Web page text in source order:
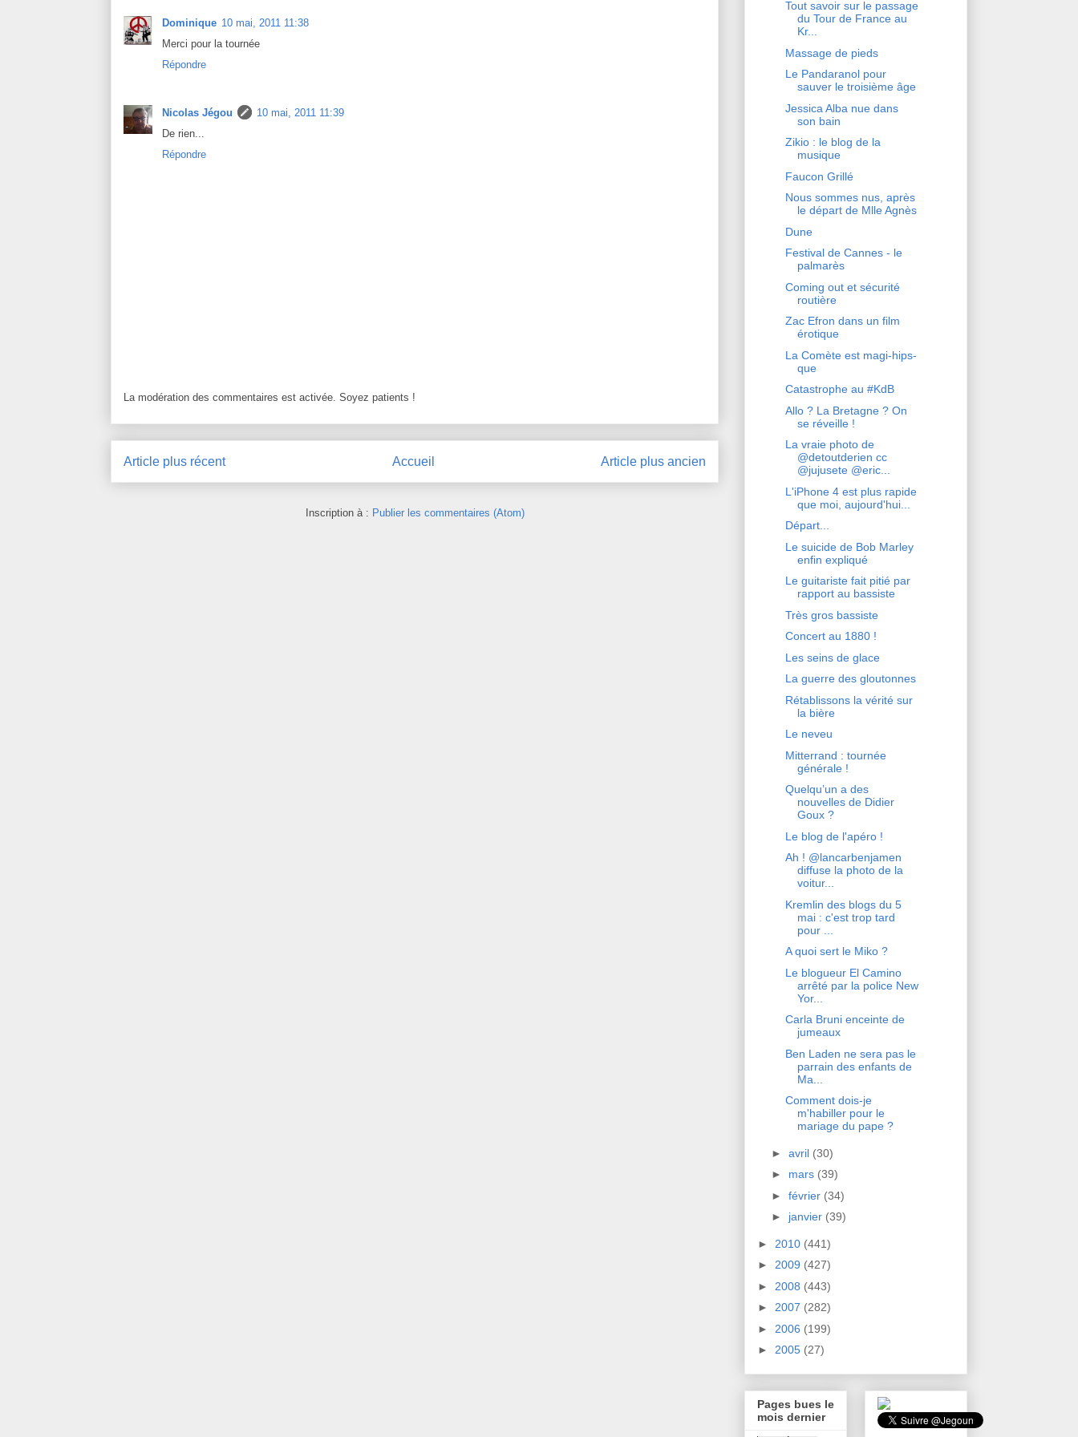
Dominique 10 mai, 2011 11:38
Merci pour la tournée
Répondre
Nicolas Jégou
10 mai, 2011 11:39
De rien...
Répondre
La modération des commentaires est activée. Soyez patients !
Article plus récent Article plus ancien
Accueil
Inscription à : Publier les commentaires (Atom)
Tout savoir sur le passage
du Tour de France au
Kr...
Massage de pieds
Le Pandaranol pour
sauver le troisième âge
Jessica Alba nue dans
son bain
Zikio : le blog de la
musique
Faucon Grillé
Nous sommes nus, après
le départ de Mlle Agnès
Dune
Festival de Cannes - le
palmarès
Coming out et sécurité
routière
Zac Efron dans un film
érotique
La Comète est magi-hips-
que
Catastrophe au #KdB
Allo ? La Bretagne ? On
se réveille !
La vraie photo de
@detoutderien cc
@jujusete @eric...
L'iPhone 4 est plus rapide
que moi, aujourd'hui...
Départ...
Le suicide de Bob Marley
enfin expliqué
Le guitariste fait pitié par
rapport au bassiste
Très gros bassiste
Concert au 1880 !
Les seins de glace
La guerre des gloutonnes
Rétablissons la vérité sur
la bière
Le neveu
Mitterrand : tournée
générale !
Quelqu’un a des
nouvelles de Didier
Goux ?
Le blog de l'apéro !
Ah ! @lancarbenjamen
diffuse la photo de la
voitur...
Kremlin des blogs du 5
mai : c'est trop tard
pour ...
A quoi sert le Miko ?
Le blogueur El Camino
arrêté par la police New
Yor...
Carla Bruni enceinte de
jumeaux
Ben Laden ne sera pas le
parrain des enfants de
Ma...
Comment dois-je
m'habiller pour le
mariage du pape ?
► avril (30)
► mars (39)
► février (34)
► janvier (39)
► 2010 (441)
► 2009 (427)
► 2008 (443)
► 2007 (282)
► 2006 (199)
► 2005 (27)
Pages bues le
mois dernier